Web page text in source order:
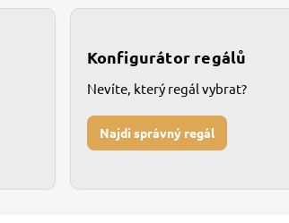
Konfigurátor regálů
Nevíte, který regál vybrat?
Najdi správný regál